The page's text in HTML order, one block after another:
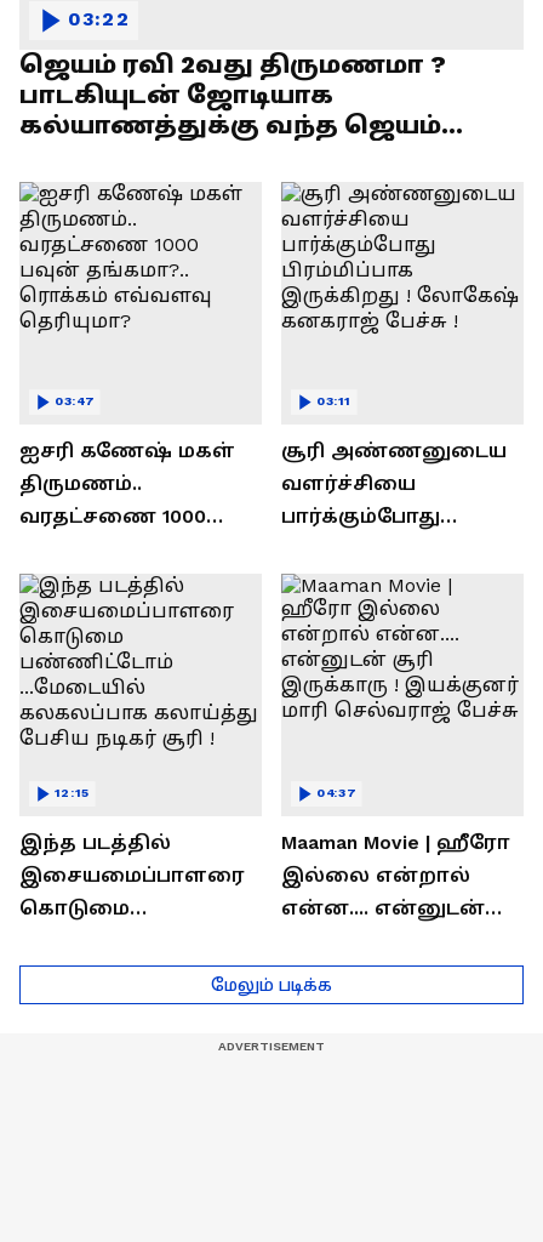
ஜெயம் ரவி 2வது திருமணமா ?
பாடகியுடன் ஜோடியாக
கல்யாணத்துக்கு வந்த ஜெயம்
03:22
ஐசரி கணேஷ் மகள்
திருமணம்..
வரதட்சணை 1000
ரொக்கம் எவ்வளவு
தெரியுமா?
03:47
சூரி அண்ணனுடைய
வளர்ச்சியை
பார்க்கும்போது
இருக்கிறது !
லோகேஷ் கனகராஜ்
பேச்சு !
03:11
இந்த படத்தில்
இசையமைப்பாளரை
கொடுமை
...மேடையில்
கலகலப்பாக
12:15
Maaman Movie | ஹீரோ
இல்லை என்றால்
என்ன.... என்னுடன்
இயக்குனர் மாரி
செல்வராஜ் பேச்சு
04:37
மேலும் படிக்க